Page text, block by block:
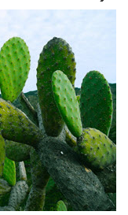
a
a
t
i
o
n